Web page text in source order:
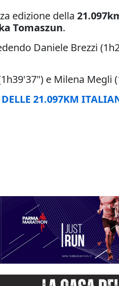
edizione della
Tomaszun.
Daniele Brezzi
e Milena Megli
21.097KM